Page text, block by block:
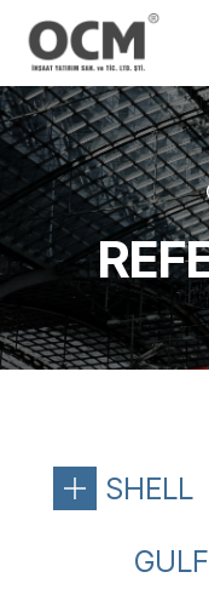
SHELL
GULF